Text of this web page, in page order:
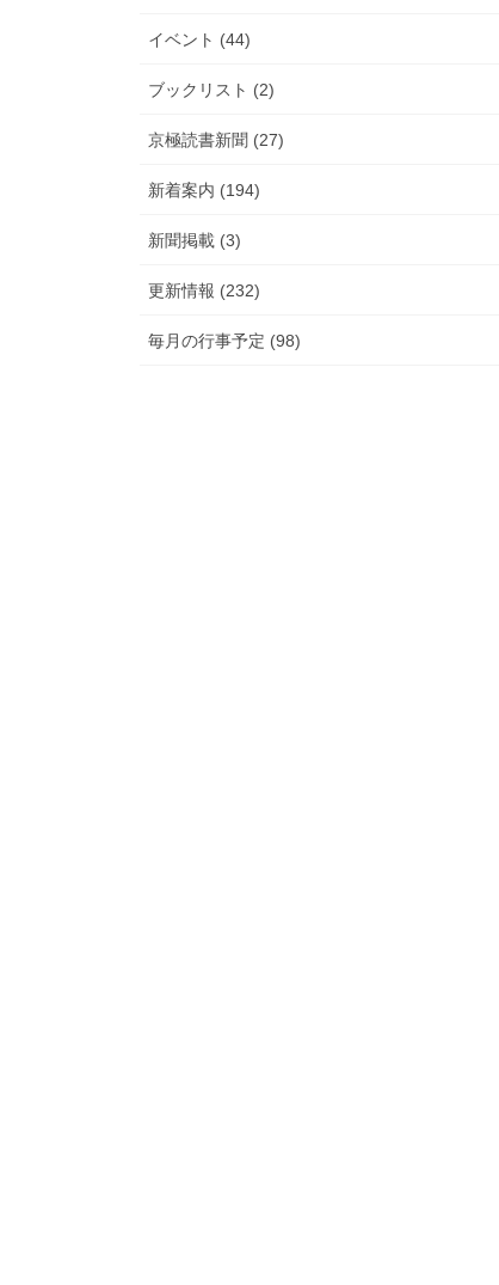
イベント (44)
ブックリスト (2)
京極読書新聞 (27)
新着案内 (194)
新聞掲載 (3)
更新情報 (232)
毎月の行事予定 (98)